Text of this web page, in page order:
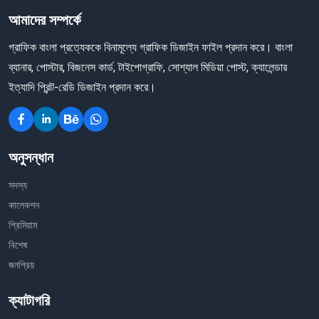
আমাদের সম্পর্কে
গ্রাফিক বাংলা প্রত্যেককে বিনামূল্যে গ্রাফিক ডিজাইন ফাইল প্রদান করে। বাংলা
ব্যানার, পোস্টার, বিজনেস কার্ড, টাইপোগ্রাফি, সোশ্যাল মিডিয়া পোস্ট, ক্যালেন্ডার
ইত্যাদি প্রিন্ট-রেডি ডিজাইন প্রদান করে।
অনুসন্ধান
সদস্য
কালেকশন
প্রিমিয়াম
বিশেষ
জনপ্রিয়
ক্যাটাগরি